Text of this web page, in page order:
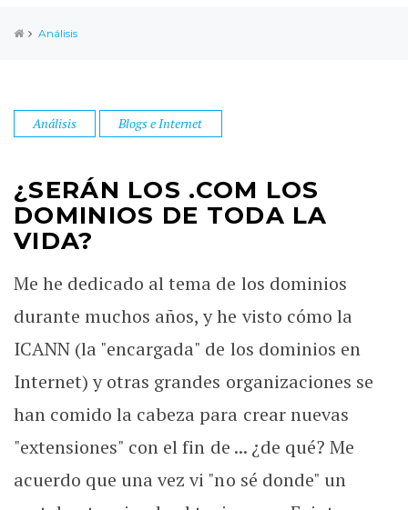
Análisis
Análisis Blogs e Internet
¿SERÁN LOS .COM LOS
DOMINIOS DE TODA LA
VIDA?
Me he dedicado al tema de los dominios
durante muchos años, y he visto cómo la
ICANN (la "encargada" de los dominios en
Internet) y otras grandes organizaciones se
han comido la cabeza para crear nuevas
"extensiones" con el fin de ... ¿de qué? Me
acuerdo que una vez vi "no sé donde" un